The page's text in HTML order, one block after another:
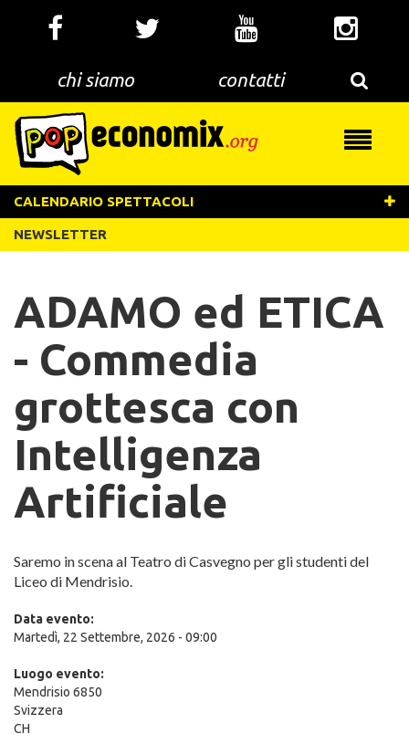
chi siamo contatti
Toggle
CALENDARIO SPETTACOLI
NEWSLETTER
ADAMO ed ETICA
- Commedia
grottesca con
Intelligenza
Artificiale
Saremo in scena al Teatro di Casvegno per gli studenti del
Liceo di Mendrisio.
Data evento:
Martedì, 22 Settembre, 2026 - 09:00
Luogo evento:
Mendrisio 6850
Svizzera
CH